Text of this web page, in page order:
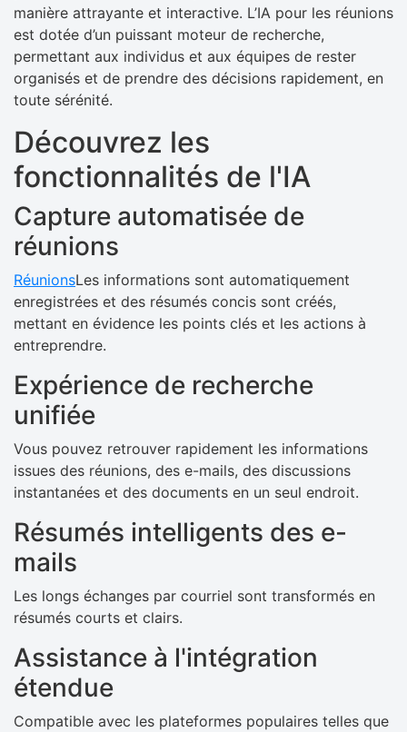
manière attrayante et interactive. L’IA pour les réunions
est dotée d’un puissant moteur de recherche,
permettant aux individus et aux équipes de rester
organisés et de prendre des décisions rapidement, en
toute sérénité.
Découvrez les
fonctionnalités de l'IA
Capture automatisée de
réunions
RéunionsLes informations sont automatiquement
enregistrées et des résumés concis sont créés,
mettant en évidence les points clés et les actions à
entreprendre.
Expérience de recherche
unifiée
Vous pouvez retrouver rapidement les informations
issues des réunions, des e-mails, des discussions
instantanées et des documents en un seul endroit.
Résumés intelligents des e-
mails
Les longs échanges par courriel sont transformés en
résumés courts et clairs.
Assistance à l'intégration
étendue
Compatible avec les plateformes populaires telles que